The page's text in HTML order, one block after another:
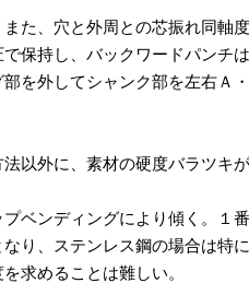
た、穴と外周との芯振れ同軸
保持し、バックワードパンチ
を外してシャンク部を左右Ａ
以外に、素材の硬度バラツキが
ベンディングにより傾く。１
り、ステンレス鋼の場合は特
求めることは難しい。